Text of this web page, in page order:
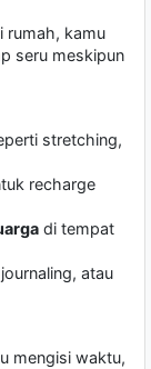
rumah, kamu
seru meskipun
stretching,
recharge
di tempat
atau
mengisi waktu,